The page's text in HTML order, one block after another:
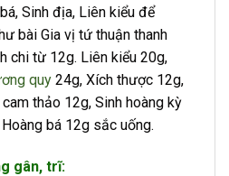
Sinh địa, Liên kiểu để
bài Gia vị tứ thuận thanh
chi từ 12g. Liên kiểu 20g,
quy 24g, Xích thược 12g,
thảo 12g, Sinh hoàng kỳ
bá 12g sắc uống.
gân, trĩ: